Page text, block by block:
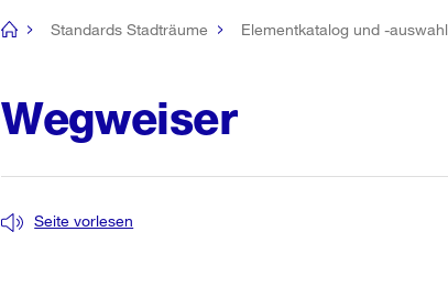
[no
Standards Stadträume Elementkatalog und -auswahl
Wegweiser
Seite vorlesen